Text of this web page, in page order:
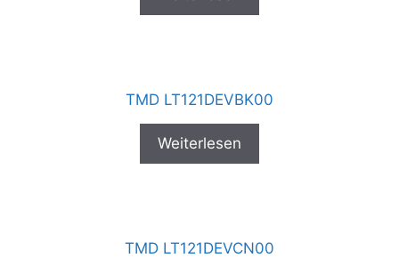
TMD LT121DEVBK00
Weiterlesen
TMD LT121DEVCN00